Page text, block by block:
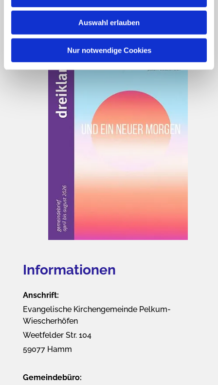
Auswahl erlauben
Nur notwendige Cookies
Dreiklang Heft 1 - 2026
Informationen
Anschrift:
Evangelische Kirchengemeinde Pelkum-
Wiescherhöfen
Weetfelder Str. 104
59077 Hamm
Gemeindebüro: